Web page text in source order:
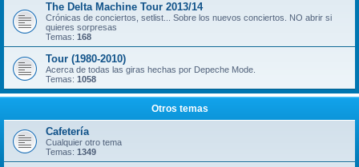
The Delta Machine Tour 2013/14
Crónicas de conciertos, setlist... Sobre los nuevos conciertos. NO abrir si
quieres sorpresas
Temas: 168
Tour (1980-2010)
Acerca de todas las giras hechas por Depeche Mode.
Temas: 1058
Otros temas
Cafetería
Cualquier otro tema
Temas: 1349